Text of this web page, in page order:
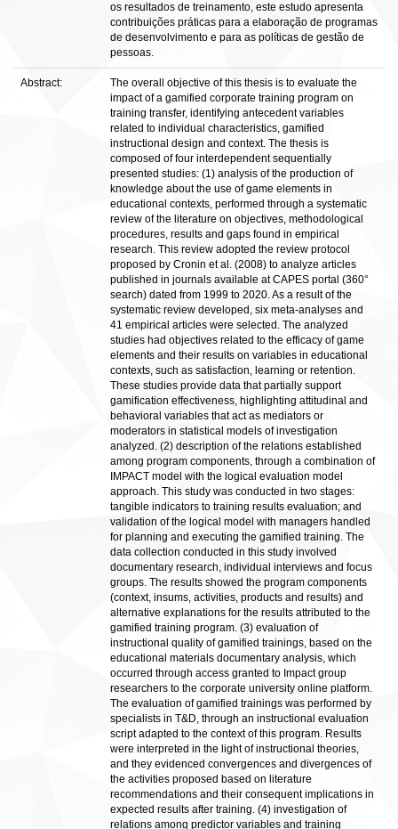
os resultados de treinamento, este estudo apresenta
contribuições práticas para a elaboração de programas
de desenvolvimento e para as políticas de gestão de
pessoas.
Abstract:
The overall objective of this thesis is to evaluate the
impact of a gamified corporate training program on
training transfer, identifying antecedent variables
related to individual characteristics, gamified
instructional design and context. The thesis is
composed of four interdependent sequentially
presented studies: (1) analysis of the production of
knowledge about the use of game elements in
educational contexts, performed through a systematic
review of the literature on objectives, methodological
procedures, results and gaps found in empirical
research. This review adopted the review protocol
proposed by Cronin et al. (2008) to analyze articles
published in journals available at CAPES portal (360°
search) dated from 1999 to 2020. As a result of the
systematic review developed, six meta-analyses and
41 empirical articles were selected. The analyzed
studies had objectives related to the efficacy of game
elements and their results on variables in educational
contexts, such as satisfaction, learning or retention.
These studies provide data that partially support
gamification effectiveness, highlighting attitudinal and
behavioral variables that act as mediators or
moderators in statistical models of investigation
analyzed. (2) description of the relations established
among program components, through a combination of
IMPACT model with the logical evaluation model
approach. This study was conducted in two stages:
tangible indicators to training results evaluation; and
validation of the logical model with managers handled
for planning and executing the gamified training. The
data collection conducted in this study involved
documentary research, individual interviews and focus
groups. The results showed the program components
(context, insums, activities, products and results) and
alternative explanations for the results attributed to the
gamified training program. (3) evaluation of
instructional quality of gamified trainings, based on the
educational materials documentary analysis, which
occurred through access granted to Impact group
researchers to the corporate university online platform.
The evaluation of gamified trainings was performed by
specialists in T&D, through an instructional evaluation
script adapted to the context of this program. Results
were interpreted in the light of instructional theories,
and they evidenced convergences and divergences of
the activities proposed based on literature
recommendations and their consequent implications in
expected results after training. (4) investigation of
relations among predictor variables and training